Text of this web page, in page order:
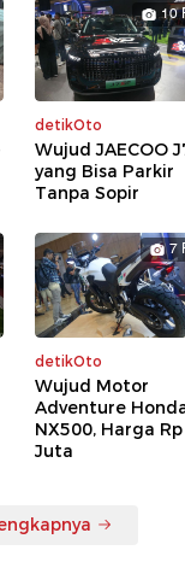
10
detikOto
Wujud JAECOO
yang Bisa Parkir
Tanpa Sopir
7
detikOto
Wujud Motor
Adventure
NX500, Harga
Juta